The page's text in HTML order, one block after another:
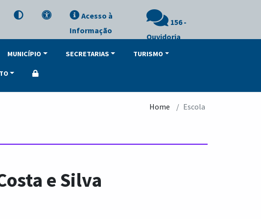
Acesso à
Informação
156 -
Ouvidoria
MUNICÍPIO SECRETARIAS TURISMO
Home Escola
e Silva